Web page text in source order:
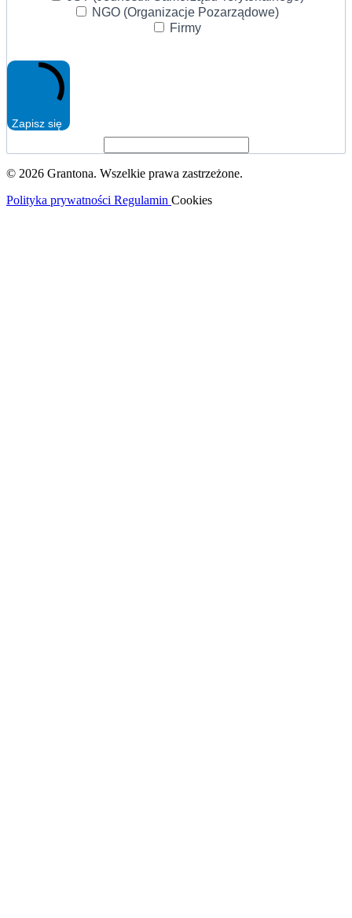
NGO (Organizacje Pozarządowe)
Firmy
Zapisz się
© 2026 Grantona. Wszelkie prawa zastrzeżone.
Polityka prywatności Regulamin Cookies